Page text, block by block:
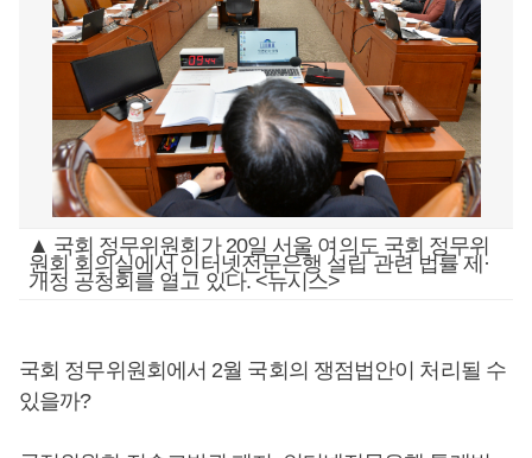
▲ 국회 정무위원회가 20일 서울 여의도 국회 정무위
원회 회의실에서 인터넷전문은행 설립 관련 법률 제·
개정 공청회를 열고 있다. <뉴시스>
국회 정무위원회에서 2월 국회의 쟁점법안이 처리될 수
있을까?